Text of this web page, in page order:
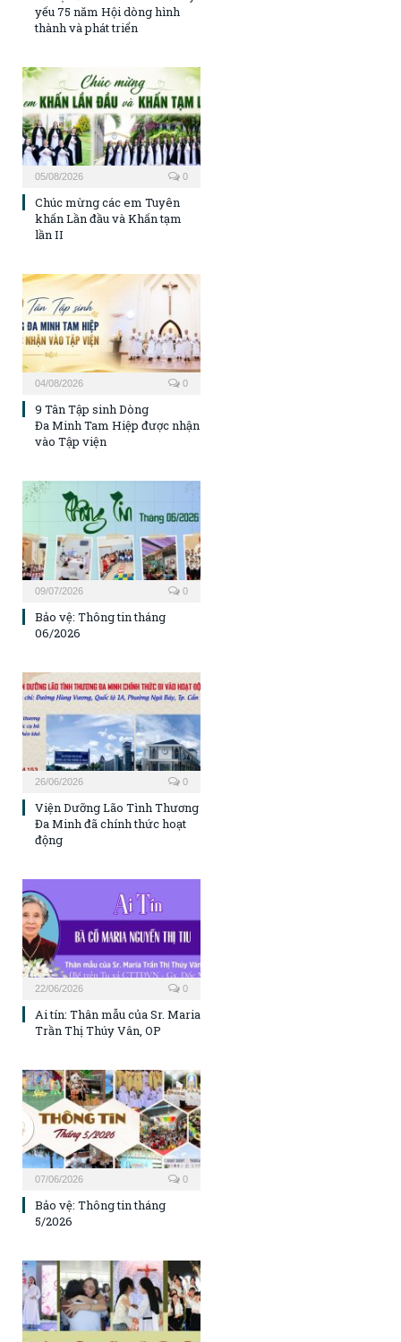
yếu 75 năm Hội dòng hình
thành và phát triển
05/08/2026 0
Chúc mừng các em Tuyên
khấn Lần đầu và Khấn tạm
lần II
04/08/2026 0
9 Tân Tập sinh Dòng
Đa Minh Tam Hiệp được nhận
vào Tập viện
09/07/2026 0
Bảo vệ: Thông tin tháng
06/2026
26/06/2026 0
Viện Dưỡng Lão Tình Thương
Đa Minh đã chính thức hoạt
động
22/06/2026 0
Ai tín: Thân mẫu của Sr. Maria
Trần Thị Thúy Vân, OP
07/06/2026 0
Bảo vệ: Thông tin tháng
5/2026